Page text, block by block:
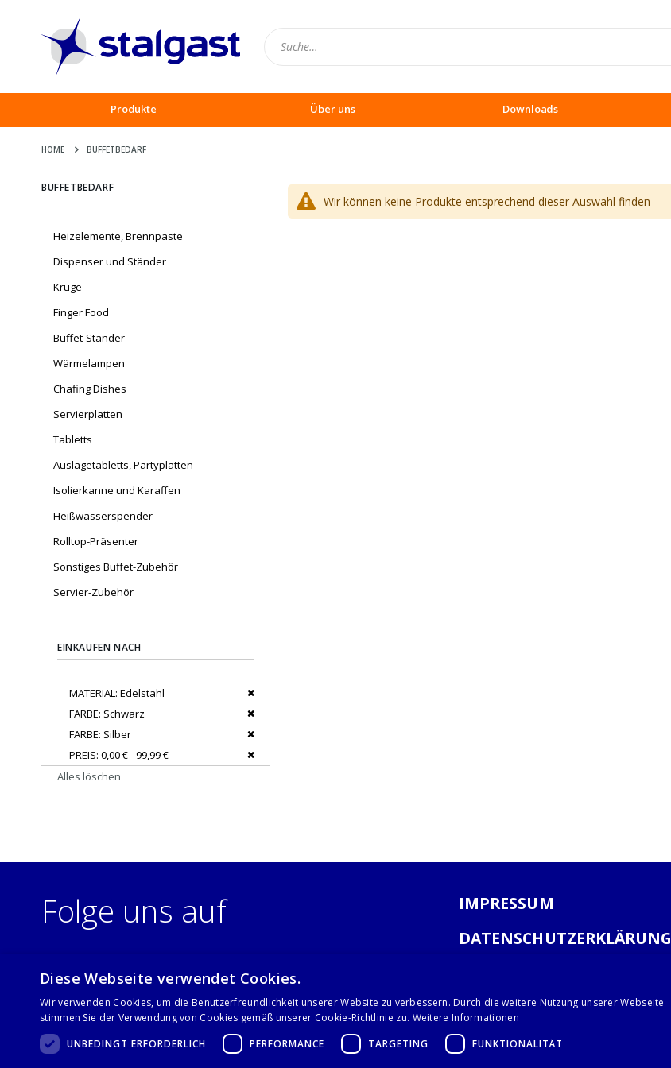
Produkte Über uns Downloads
HOME BUFFETBEDARF
Wir können keine Produkte entsprechend dieser Auswahl finden
BUFFETBEDARF
Heizelemente, Brennpaste
Dispenser und Ständer
Krüge
Finger Food
Buffet-Ständer
Wärmelampen
Chafing Dishes
Servierplatten
Tabletts
Auslagetabletts, Partyplatten
Isolierkanne und Karaffen
Heißwasserspender
Rolltop-Präsenter
Sonstiges Buffet-Zubehör
Servier-Zubehör
EINKAUFEN NACH
MATERIAL Edelstahl
Dies entfernen
FARBE Schwarz
Dies entfernen
FARBE Silber
Dies entfernen
PREIS 0,00 € - 99,99 €
Dies entfernen
Alles löschen
Folge uns auf
IMPRESSUM
DATENSCHUTZERKLÄRUNG
Diese Webseite verwendet Cookies.
Wir verwenden Cookies, um die Benutzerfreundlichkeit unserer Website zu verbessern. Durch die weitere Nutzung unserer Webseite
stimmen Sie der Verwendung von Cookies gemäß unserer Cookie-Richtlinie zu. Weitere Informationen
UNBEDINGT ERFORDERLICH
PERFORMANCE TARGETING FUNKTIONALITÄT